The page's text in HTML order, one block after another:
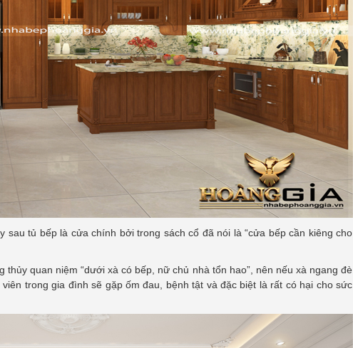
sau tủ bếp là cửa chính bởi trong sách cổ đã nói là “cửa bếp cần kiêng cho
quan niệm “dưới xà có bếp, nữ chủ nhà tổn hao”, nên nếu xà ngang đè
trong gia đình sẽ gặp ốm đau, bệnh tật và đặc biệt là rất có hại cho sức